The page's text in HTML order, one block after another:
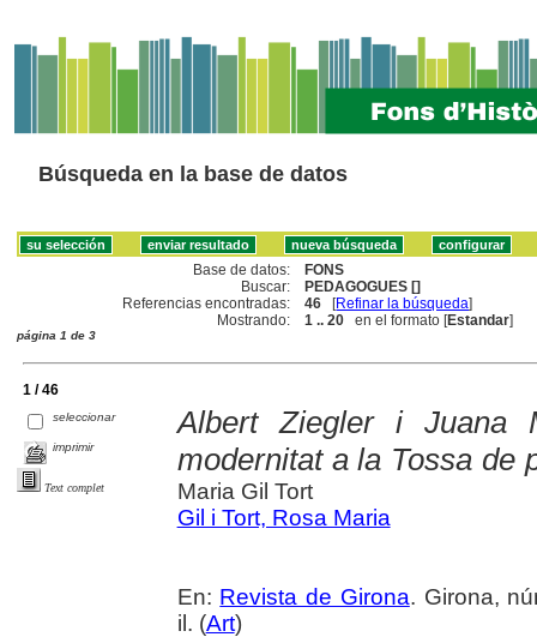
Búsqueda en la base de datos
Base de datos:
FONS
Buscar:
PEDAGOGUES []
Referencias encontradas:
46 [Refinar la búsqueda]
Mostrando:
1 .. 20 en el formato [Estandar]
página 1 de 3
1 / 46
seleccionar
imprimir
Text complet
Albert Ziegler i Juana
modernitat a la Tossa de
Maria Gil Tort
Gil i Tort, Rosa Maria
En: Revista de Girona. Girona,
il. (Art)